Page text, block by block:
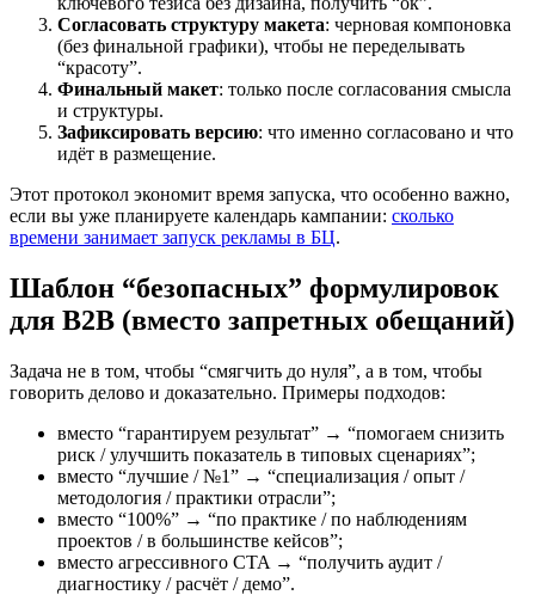
Согласовать структуру макета: черновая компоновка
(без финальной графики), чтобы не переделывать
“красоту”.
Финальный макет: только после согласования смысла
и структуры.
Зафиксировать версию: что именно согласовано и что
идёт в размещение.
Этот протокол экономит время запуска, что особенно важно,
если вы уже планируете календарь кампании: сколько
времени занимает запуск рекламы в БЦ.
Шаблон “безопасных” формулировок
для B2B (вместо запретных обещаний)
Задача не в том, чтобы “смягчить до нуля”, а в том, чтобы
говорить делово и доказательно. Примеры подходов:
вместо “гарантируем результат” → “помогаем снизить
риск / улучшить показатель в типовых сценариях”;
вместо “лучшие / №1” → “специализация / опыт /
методология / практики отрасли”;
вместо “100%” → “по практике / по наблюдениям
проектов / в большинстве кейсов”;
вместо агрессивного CTA → “получить аудит /
диагностику / расчёт / демо”.